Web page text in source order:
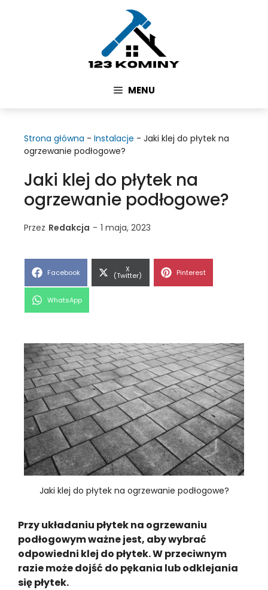
MENU
Strona główna - Instalacje - Jaki klej do płytek na
ogrzewanie podłogowe?
Jaki klej do płytek na
ogrzewanie podłogowe?
Przez Redakcja - 1 maja, 2023
Share
Facebook Share
on
X
(Twitter) Share
Pinterest
Share
WhatsApp
Jaki klej do płytek na ogrzewanie podłogowe?
Przy układaniu płytek na ogrzewaniu
podłogowym ważne jest, aby wybrać
odpowiedni klej do płytek. W przeciwnym
razie może dojść do pękania lub odklejania
się płytek.